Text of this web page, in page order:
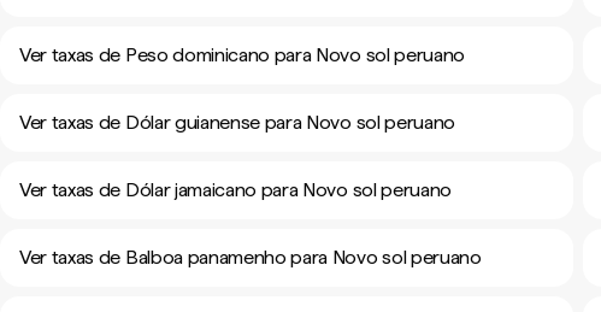
Ver taxas de Peso dominicano para Novo sol peruano
Ver taxas de Dólar guianense para Novo sol peruano
Ver taxas de Dólar jamaicano para Novo sol peruano
Ver taxas de Balboa panamenho para Novo sol peruano